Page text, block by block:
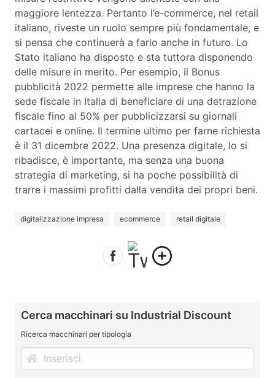
maggiore lentezza. Pertanto l’e-commerce, nel retail
italiano, riveste un ruolo sempre più fondamentale, e
si pensa che continuerà a farlo anche in futuro. Lo
Stato italiano ha disposto e sta tuttora disponendo
delle misure in merito. Per esempio, il Bonus
pubblicità 2022 permette alle imprese che hanno la
sede fiscale in Italia di beneficiare di una detrazione
fiscale fino al 50% per pubblicizzarsi su giornali
cartacei e online. Il termine ultimo per farne richiesta
è il 31 dicembre 2022. Una presenza digitale, lo si
ribadisce, è importante, ma senza una buona
strategia di marketing, si ha poche possibilità di
trarre i massimi profitti dalla vendita dei propri beni.
digitalizzazione impresa ecommerce retail digitale
Cerca macchinari su Industrial Discount
Ricerca macchinari per tipologia